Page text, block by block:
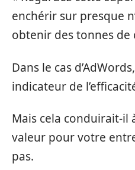
enchérir sur presque
obtenir des tonnes de
Dans le cas
indicateur de
Mais cela conduirait-il
valeur pour votre
pas.